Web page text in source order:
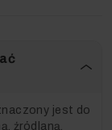
przez
jest do
źródlaną,